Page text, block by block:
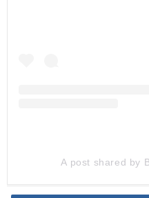
A post shared by